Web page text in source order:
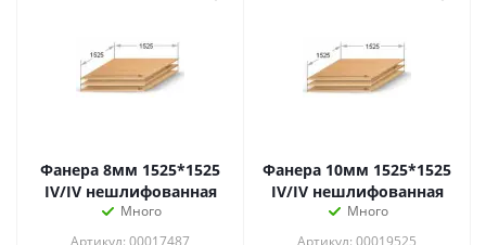
Фанера 8мм 1525*1525
IV/IV нешлифованная
Много
Артикул: 00017487
Фанера 10мм 1525*1525
IV/IV нешлифованная
Много
Артикул: 00019525